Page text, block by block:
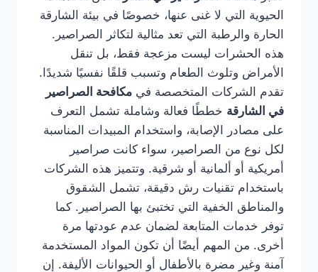
الحيوية التي لا غنى عنها، خصوصًا في بيئة الشارقة
الحارة والرطبة التي تعد مثالية لتكاثر الصراصير.
هذه الحشرات ليست مزعجة فقط، بل تنقل
الأمراض وتلوث الطعام وتسبب قلقًا نفسيًا شديدًا.
تقدم الشركات المتخصصة في مكافحة الصراصير
في الشارقة خططًا فعالة وشاملة تشمل التعرف
على مصادر الإصابة، واستخدام المبيدات المناسبة
لكل نوع من الصراصير، سواء كانت صراصير
أمريكية أو ألمانية أو شرقية. وتتميز هذه الشركات
باستخدام تقنيات رش دقيقة، تشمل الشقوق
والمناطق الخفية التي تختبئ بها الصراصير. كما
توفر خدمات المتابعة لضمان عدم عودتها مرة
أخرى. من المهم أيضًا أن تكون المواد المستخدمة
آمنة وغير مضرة بالأطفال أو الحيوانات الأليفة. إن